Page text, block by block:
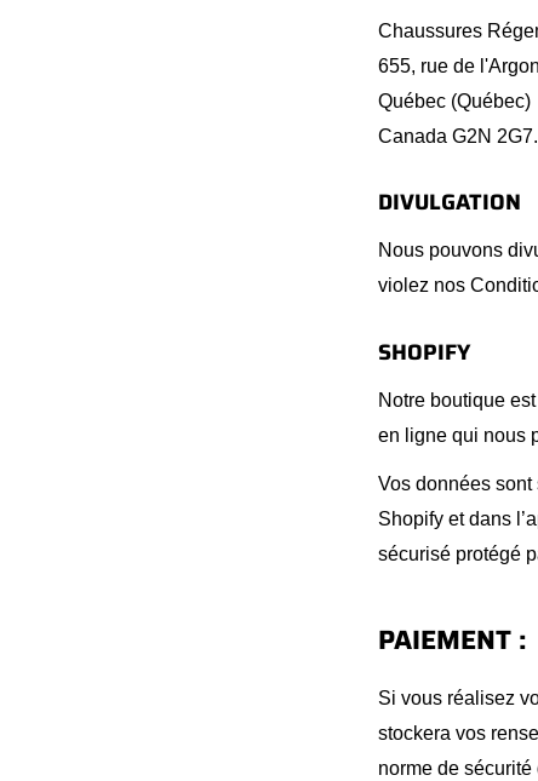
Chaussures
655, rue de l'Argon
Québec (Québec)
Canada G2N 2G7.
DIVULGATION
Nous pouvons
violez nos
SHOPIFY
Notre boutique
en ligne qui nous
Vos données
Shopify et dans
sécurisé protégé
PAIEMENT :
Si vous réalisez
stockera vos
norme de